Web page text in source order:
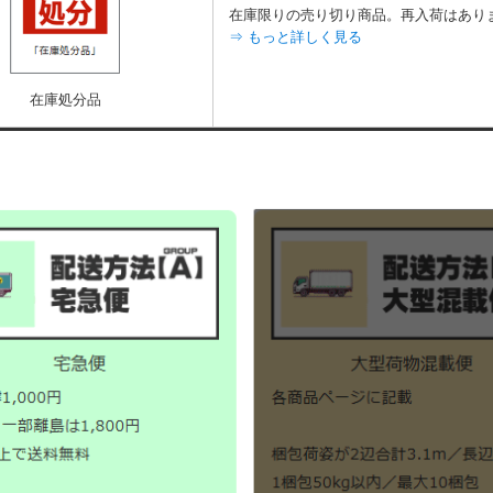
在庫処分品
在庫限りの売り切り商品。再入荷はあり
⇒ もっと詳しく見る